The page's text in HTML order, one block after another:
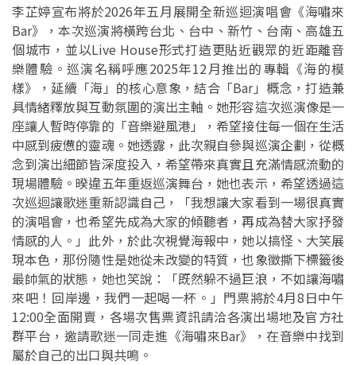
李芷婷宣布將於2026年五月展開全新巡迴演唱會《海嘯來
Bar》，本次巡演將橫跨台北、台中、新竹、台南、高雄五
個城市，並以Live House形式打造更貼近觀眾的近距離音
樂體驗。巡演名稱呼應2025年12月推出的專輯《海的模
樣》，延續「海」的核心意象，結合「Bar」概念，打造兼
具情緒釋放與互動氛圍的演出主軸。她形容這次巡演像是一
座讓人暫時停靠的「音樂避風港」，希望接住每一個在生活
中感到疲憊的靈魂。她透露，此次親自參與巡演企劃，從概
念到演出細節皆深度投入，希望帶來真實且充滿情感流動的
現場體驗。暌違五年重返巡演舞台，她也表示，希望透過這
次巡迴讓歌迷重新認識自己，「我想讓大家看到一場很真實
的演唱會，也希望先成為大家的傾聽者，再成為替大家抒發
情感的人。」 此外，於此次視覺海報中，她以搞怪、大笑展
現本色，那份隨性是她從未改變的特質，也象徵撕下標籤後
最帥氣的狀態，她也笑說：「既然躲不過巨浪，不如讓海嘯
來吧！回岸邊，我們一起喝一杯。」門票將於4月8日中午
12:00全面開賣，各場次售票資訊請洽各演出場地及官方社
群平台，邀請歌迷一同走進《海嘯來Bar》，在音樂中找到
屬於自己的出口與共鳴。